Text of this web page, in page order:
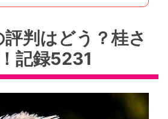
判はどう？桂さ
記録5231